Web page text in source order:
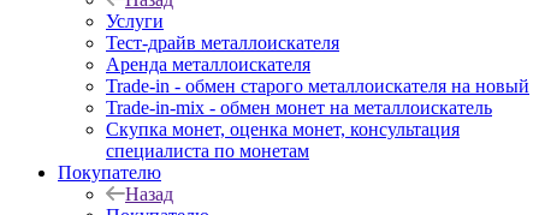
Услуги
Тест-драйв металлоискателя
Аренда металлоискателя
Trade-in - обмен старого металлоискателя на новый
Trade-in-mix - обмен монет на металлоискатель
Скупка монет, оценка монет, консультация
специалиста по монетам
Покупателю
Назад